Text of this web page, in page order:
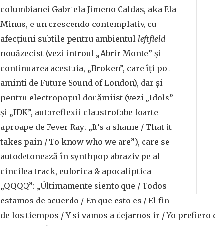
columbianei Gabriela Jimeno Caldas, aka Ela
Minus, e un crescendo contemplativ, cu
afecțiuni subtile pentru ambientul leftfield
nouăzecist (vezi introul „Abrir Monte” și
continuarea acestuia, „Broken”, care îți pot
aminti de Future Sound of London), dar și
pentru electropopul douămiist (vezi „Idols”
și „IDK”, autoreflexii claustrofobe foarte
aproape de Fever Ray: „It’s a shame / That it
takes pain / To know who we are”), care se
autodetonează în synthpop abraziv pe al
cincilea track, euforica & apocaliptica
„QQQQ”: „Últimamente siento que / Todos
estamos de acuerdo / En que esto es / El fin
de los tiempos / Y si vamos a dejarnos ir / Yo prefiero